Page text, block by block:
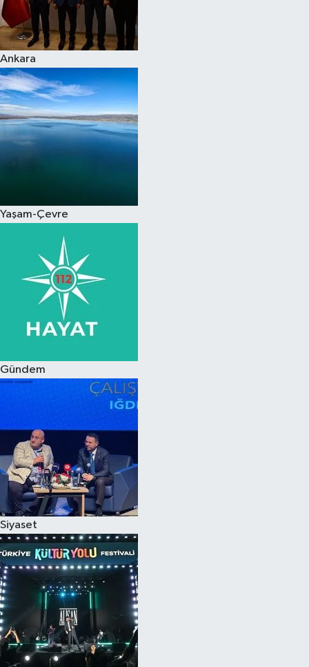
Ankara
Yaşam-Çevre
Gündem
Siyaset
Spor
Çocuk
Eğitim
Kim kimdir?
Kültür Sanat
Sağlık
Siyaset
Teknoloji
Yaşam-Çevre